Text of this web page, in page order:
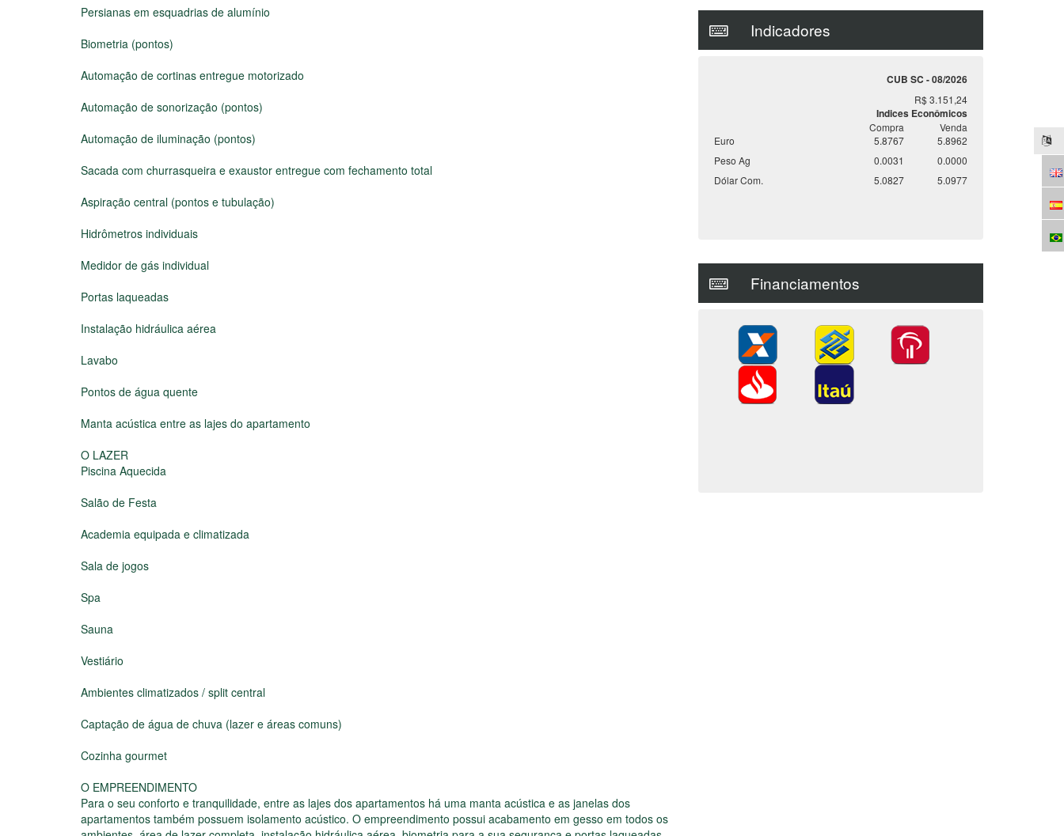
Persianas em esquadrias de alumínio
Biometria (pontos)
Automação de cortinas entregue motorizado
Automação de sonorização (pontos)
Automação de iluminação (pontos)
Sacada com churrasqueira e exaustor entregue com fechamento total
Aspiração central (pontos e tubulação)
Hidrômetros individuais
Medidor de gás individual
Portas laqueadas
Instalação hidráulica aérea
Lavabo
Pontos de água quente
Manta acústica entre as lajes do apartamento
O LAZER
Piscina Aquecida
Salão de Festa
Academia equipada e climatizada
Sala de jogos
Spa
Sauna
Vestiário
Ambientes climatizados / split central
Captação de água de chuva (lazer e áreas comuns)
Cozinha gourmet
O EMPREENDIMENTO
Para o seu conforto e tranquilidade, entre as lajes dos apartamentos há uma manta acústica e as janelas dos
apartamentos também possuem isolamento acústico. O empreendimento possui acabamento em gesso em todos os
Indicadores
CUB SC - 08/2026
R$ 3.151,24
Indices Econômicos
Compra
Venda
Euro
5.8767
5.8962
Peso Ag
0.0031
0.0000
Dólar Com.
5.0827 5.0977
Financiamentos